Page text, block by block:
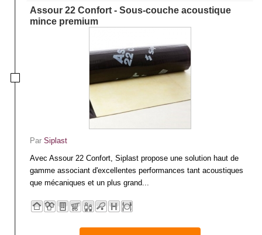
pour un habitat, vous trouverez ci-après des matériaux de qualité dédiés à
un usage professionnel.
Assour 22 Confort - Sous-couche acoustique
mince premium
Par Siplast
Avec Assour 22 Confort, Siplast propose une solution haut de
gamme associant d'excellentes performances tant acoustiques
que mécaniques et un plus grand...